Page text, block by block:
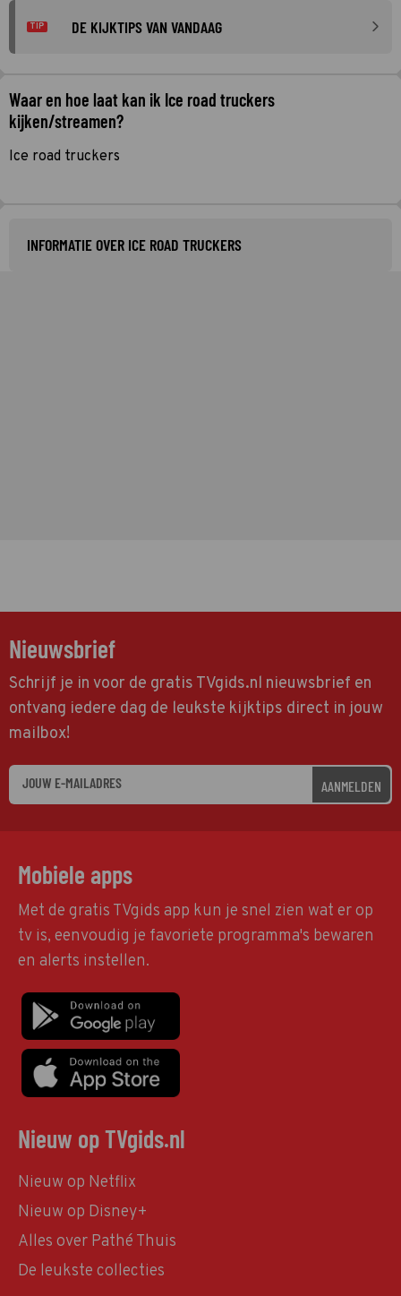
TIP DE KIJKTIPS VAN VANDAAG
Waar en hoe laat kan ik Ice road truckers
kijken/streamen?
Ice road truckers
INFORMATIE OVER ICE ROAD TRUCKERS
Nieuwsbrief
Schrijf je in voor de gratis TVgids.nl nieuwsbrief en
ontvang iedere dag de leukste kijktips direct in jouw
mailbox!
AANMELDEN
Mobiele apps
Met de gratis TVgids app kun je snel zien wat er op
tv is, eenvoudig je favoriete programma's bewaren
en alerts instellen.
Nieuw op TVgids.nl
Nieuw op Netflix
Nieuw op Disney+
Alles over Pathé Thuis
De leukste collecties